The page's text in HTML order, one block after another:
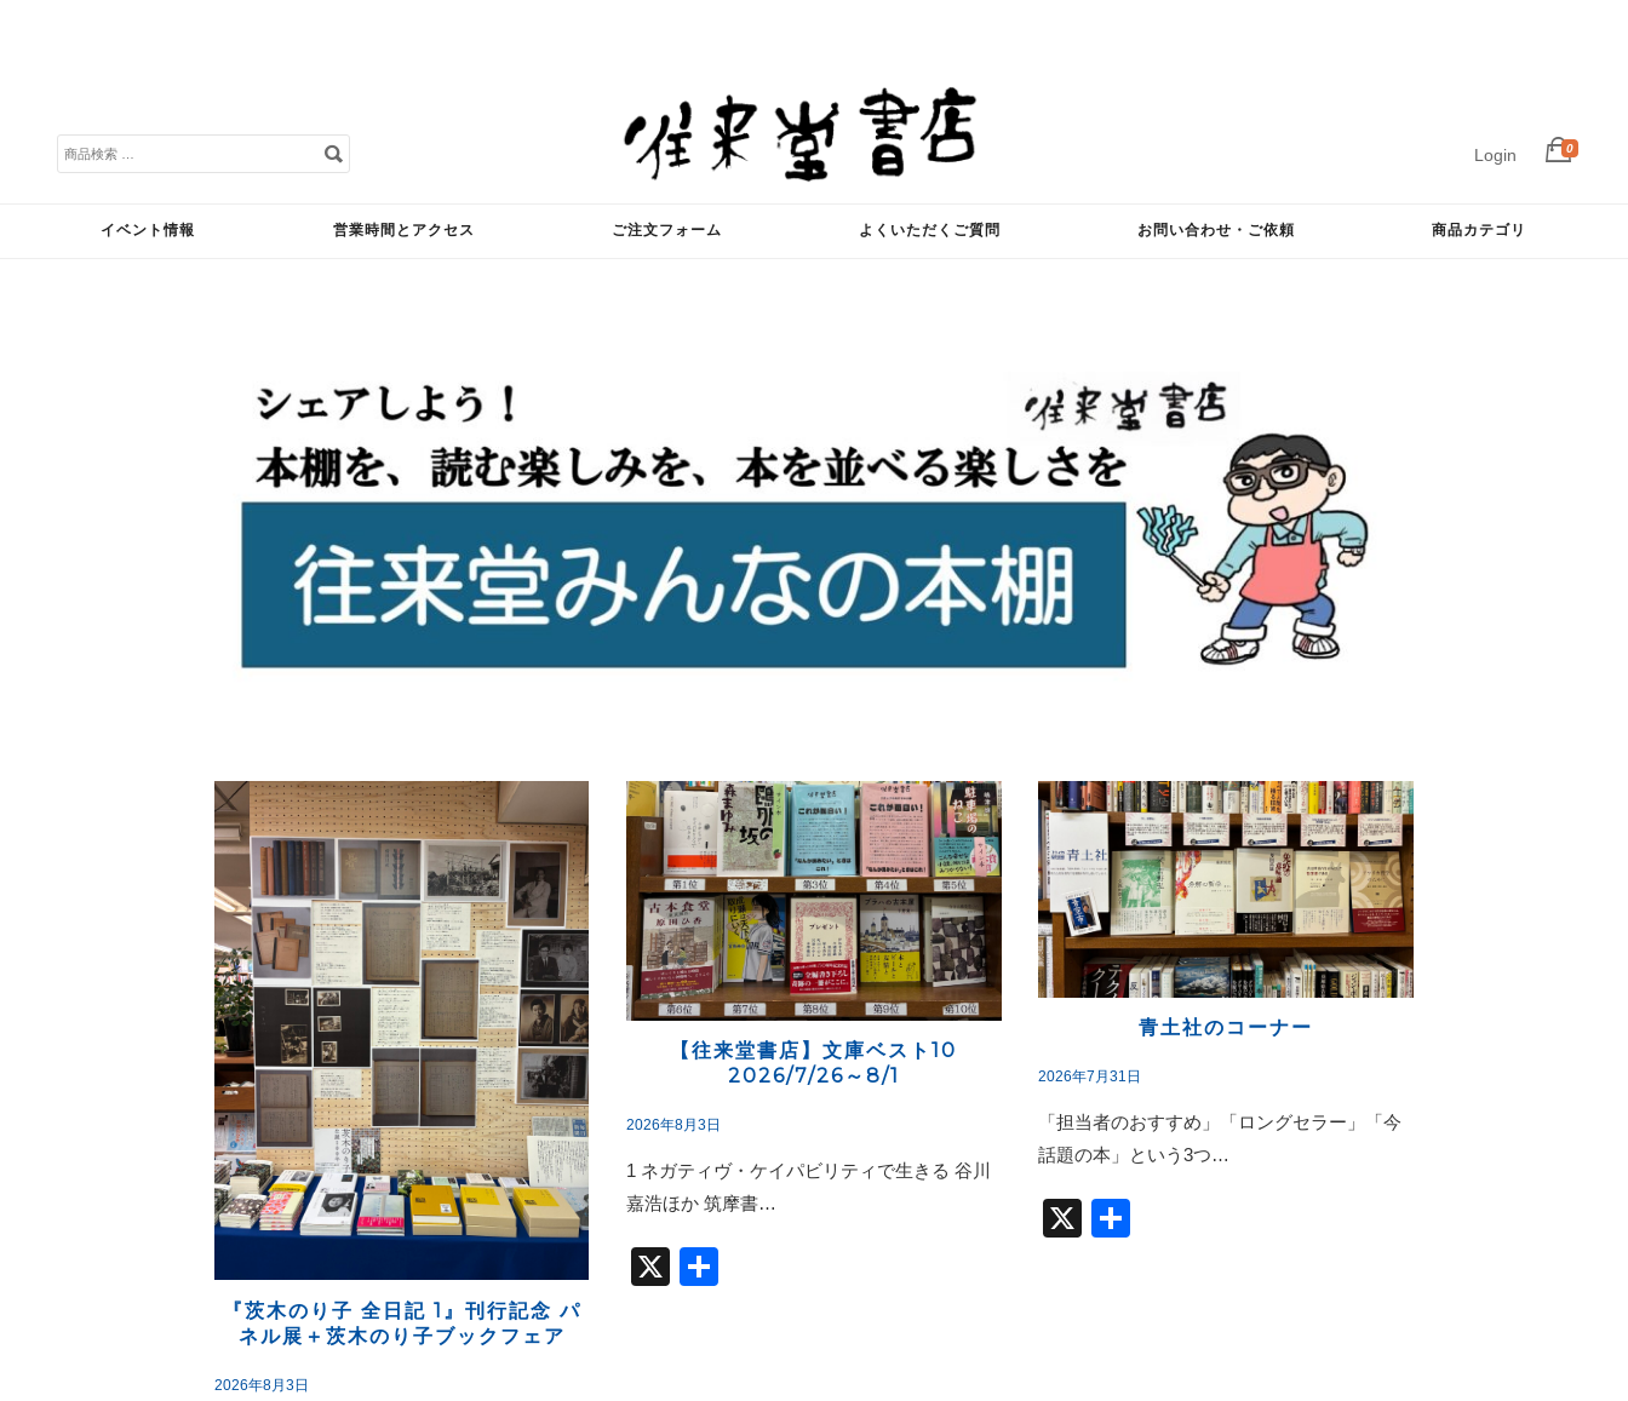
検
索
Login 0
イベント情報 営業時間とアクセス ご注文フォーム よくいただくご質問 お問い合わせ・ご依頼 商品カテゴリ
『茨木のり子 全日記 1』刊行記念 パ
ネル展＋茨木のり子ブックフェア
2026年8月3日
【往来堂書店】文庫ベスト10
2026/7/26～8/1
2026年8月3日
1 ネガティヴ・ケイパビリティで生きる 谷川
嘉浩ほか 筑摩書…
X
青土社のコーナー
2026年7月31日
「担当者のおすすめ」「ロングセラー」「今
話題の本」という3つ…
X